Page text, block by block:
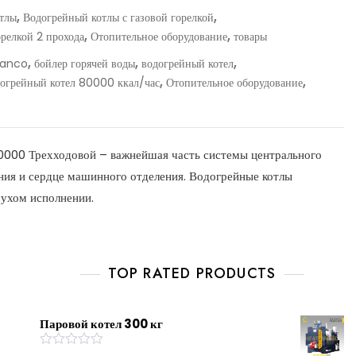
,Водогрейный котлы с газовой горелкой,
2 прохода,Отопительное оборудование,товары
,бойлер горячей воды,водогрейный котел,
котел 80000 ккал/час,Отопительное оборудование,
Трехходовой – важнейшая часть системы центрального
и сердце машинного отделения. Водогрейные котлы
исполнении.
TOP RATED PRODUCTS
Паровой котел 300 кг